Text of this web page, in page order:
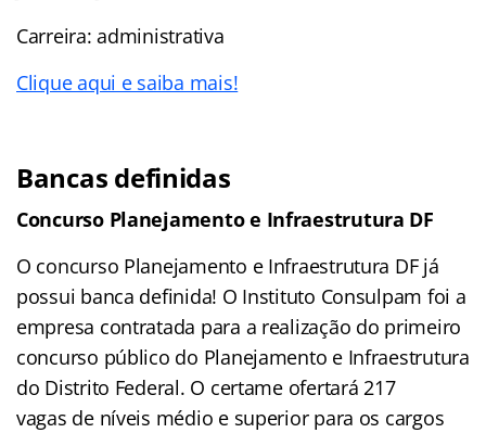
Carreira: administrativa
Clique aqui e saiba mais!
Bancas definidas
Concurso Planejamento e Infraestrutura DF
O concurso Planejamento e Infraestrutura DF já
possui banca definida! O Instituto Consulpam foi a
empresa contratada para a realização do primeiro
concurso público do Planejamento e Infraestrutura
do Distrito Federal. O certame ofertará 217
vagas de níveis médio e superior para os cargos